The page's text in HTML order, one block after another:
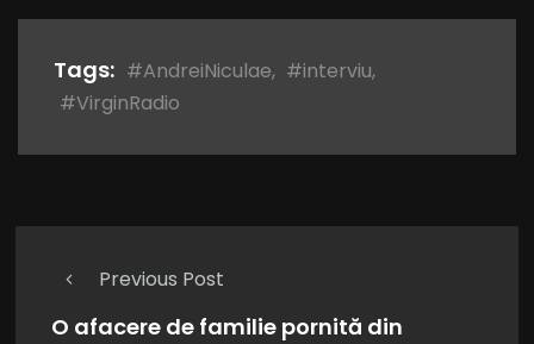
Tags: #AndreiNiculae, #interviu,
#VirginRadio
Previous Post
O afacere de familie pornită din